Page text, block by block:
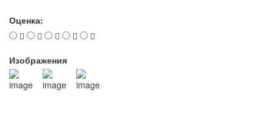
Оценка:
Изображения